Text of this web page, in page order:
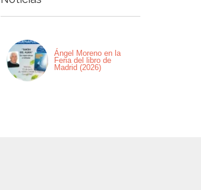
Ángel Moreno en la
Feria del libro de
Madrid (2026)